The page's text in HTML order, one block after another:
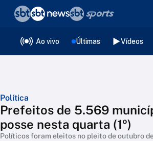
Ao vivo Últimas Vídeos
Política
Prefeitos de 5.569
posse nesta quarta (1º)
Políticos foram eleitos no pleito de outubro
❮voltar
Editorias